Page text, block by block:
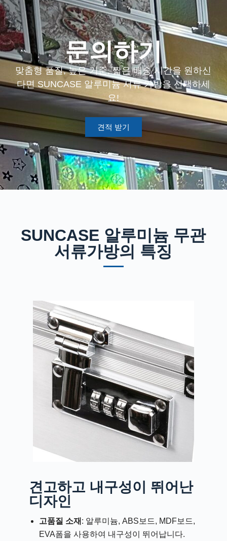
문의하기
맞춤형 품질, 높은 기준, 짧은 배송 시간을 원하신
다면 SUNCASE 알루미늄 서류 가방을 선택하세
요!
견적 받기
SUNCASE 알루미늄 무관
서류가방의 특징
견고하고 내구성이 뛰어난
디자인
고품질 소재 : 알루미늄, ABS보드, MDF보드,
EVA폼을 사용하여 내구성이 뛰어납니다.